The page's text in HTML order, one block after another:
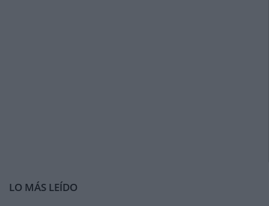
LO MÁS LEÍDO